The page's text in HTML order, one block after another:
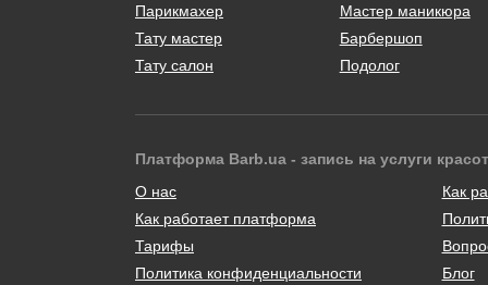
Парикмахер
Мастер маникюра
Тату мастер
Барбершоп
Тату салон
Подолог
Платформа Barb.ua - запись на услуги
О нас
Как работает платформа
Тарифы
Политика конфиденциальности
Как
Блог